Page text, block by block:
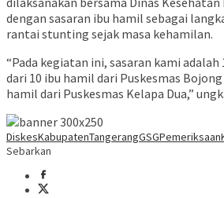
dengan sasaran ibu hamil sebagai
rantai stunting sejak masa kehamilan.
“Pada kegiatan ini, sasaran kami
dari 10 ibu hamil dari Puskesmas
hamil dari Puskesmas Kelapa Dua,”
DiskesKabupatenTangerangGSG
Sebarkan